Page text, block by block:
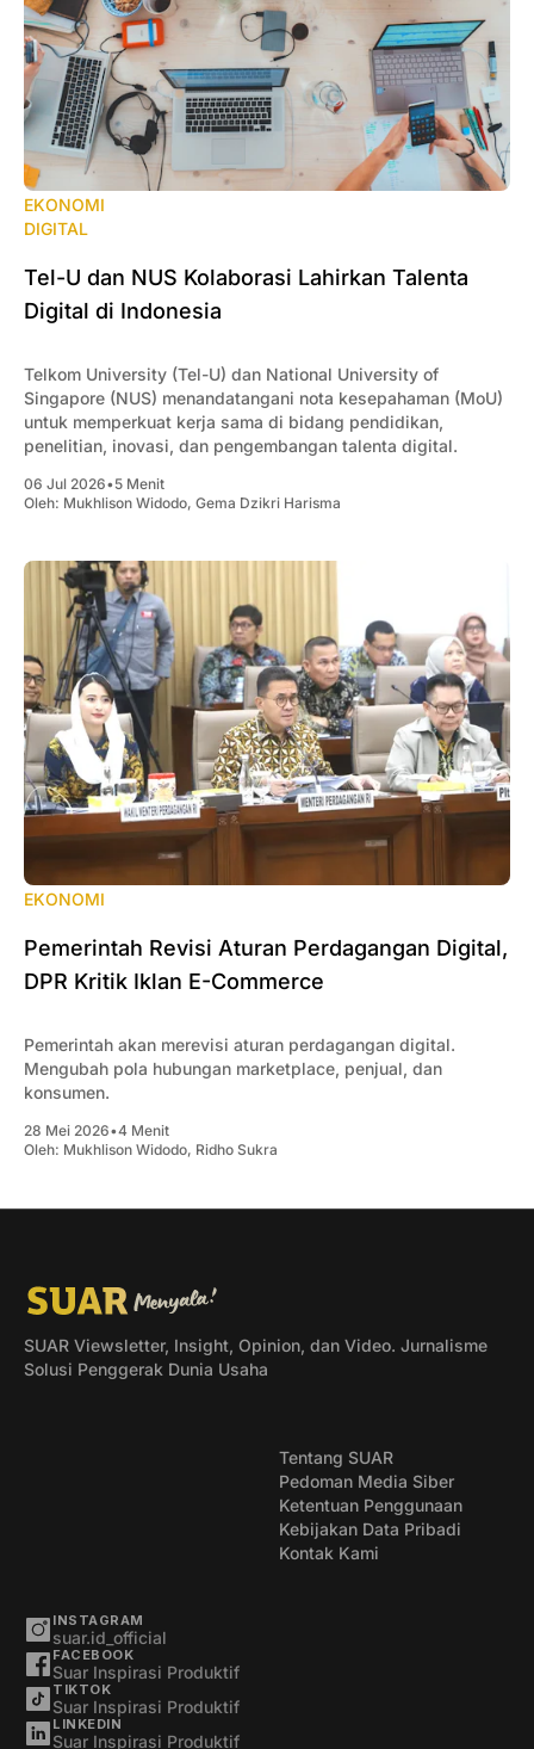
EKONOMI
DIGITAL
Tel-U dan NUS Kolaborasi Lahirkan Talenta
Digital di Indonesia
Telkom University (Tel-U) dan National University of
Singapore (NUS) menandatangani nota kesepahaman (MoU)
untuk memperkuat kerja sama di bidang pendidikan,
penelitian, inovasi, dan pengembangan talenta digital.
06 Jul 2026•5 Menit
Oleh: Mukhlison Widodo, Gema Dzikri Harisma
EKONOMI
Pemerintah Revisi Aturan Perdagangan Digital,
DPR Kritik Iklan E-Commerce
Pemerintah akan merevisi aturan perdagangan digital.
Mengubah pola hubungan marketplace, penjual, dan
konsumen.
28 Mei 2026•4 Menit
Oleh: Mukhlison Widodo, Ridho Sukra
SUAR Viewsletter, Insight, Opinion, dan Video. Jurnalisme
Solusi Penggerak Dunia Usaha
Tentang SUAR
Pedoman Media Siber
Ketentuan Penggunaan
Kebijakan Data Pribadi
Kontak Kami
INSTAGRAM
suar.id_official
FACEBOOK
Suar Inspirasi Produktif
TIKTOK
Suar Inspirasi Produktif
LINKEDIN
Suar Inspirasi Produktif